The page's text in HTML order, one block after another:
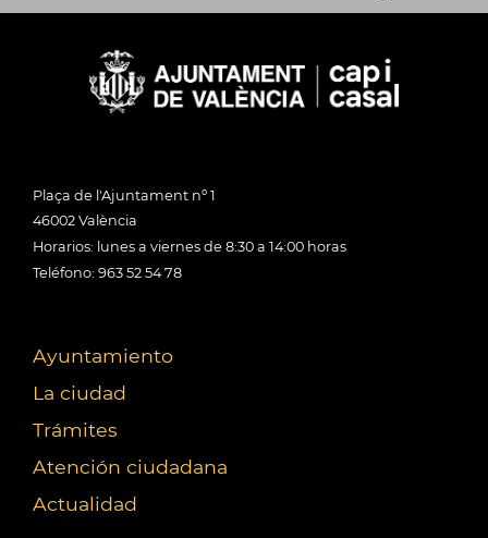
Plaça de l'Ajuntament nº 1
46002 València
Horarios: lunes a viernes de 8:30 a 14:00 horas
Teléfono: 963 52 54 78
Ayuntamiento
La ciudad
Trámites
Atención ciudadana
Actualidad